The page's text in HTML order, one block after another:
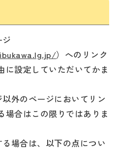
）へのリンク
に設定していただいてかま
外のページにおいてリン
場合はこの限りではありま
場合は、以下の点につい